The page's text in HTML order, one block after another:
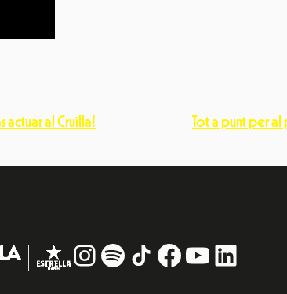
actuar al Cruïlla! Tot a punt per al
Instagram
# TikTokFacebook
YouTube
LinkedIn